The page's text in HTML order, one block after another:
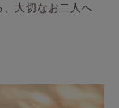
、大切なお二人へ